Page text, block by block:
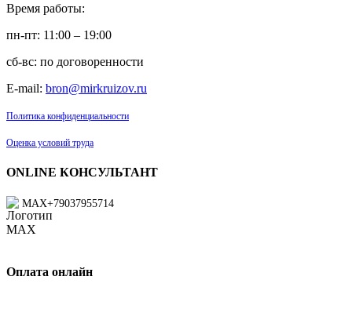
Время работы:
пн-пт: 11:00 – 19:00
сб-вс: по договоренности
E-mail: bron@mirkruizov.ru
Политика конфиденциальности
Оценка условий труда
ONLINE КОНСУЛЬТАНТ
MAX+79037955714
Оплата онлайн